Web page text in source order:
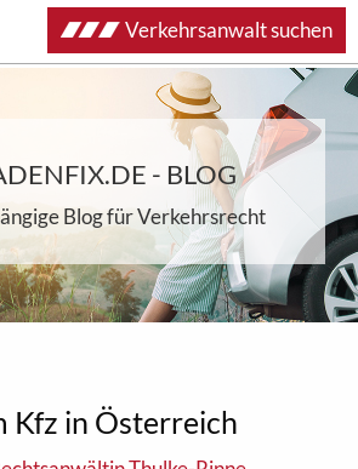
- BLOG
Blog für Verkehrsrecht
Kfz in Österreich
Verkehrsanwalt suchen